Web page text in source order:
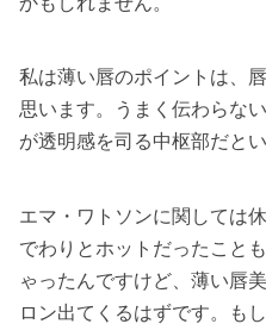
私は薄い唇のポイントは、
思います。うまく伝わらな
が透明感を司る中枢部だと
エマ・ワトソンに関しては
でわりとホットだったこと
ゃったんですけど、薄い唇
ロン出てくるはずです。も